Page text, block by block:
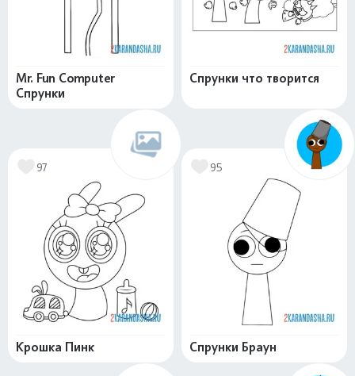
Mr. Fun Computer
Спрунки
Спрунки что творится
97
Крошка Пинк
95
Спрунки Браун